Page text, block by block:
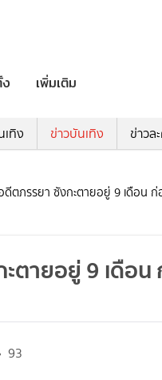
เพิ่มเติม
ทิง ข่าวบันเทิง ข่าวล
อดีตภรรยา ซังกะตายอยู่ 9 เดือ
ตายอยู่ 9 เดือ
93